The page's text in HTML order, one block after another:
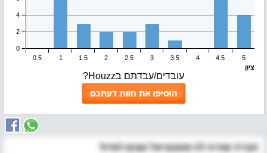
ציון
עובדים/עבדתם בHouzz?
חברה שהיה לה פוטנציאל עצום לגדול